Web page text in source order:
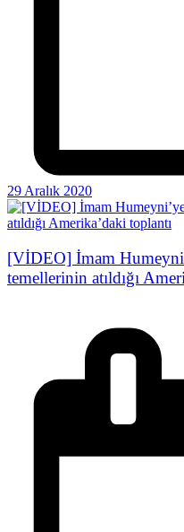
29 Aralık 2020
[VİDEO] İmam
temellerinin atıldığı